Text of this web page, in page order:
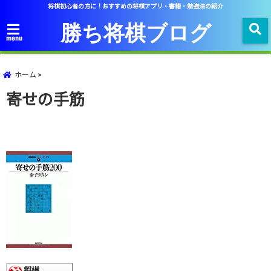
将棋初心者の方に！おすすめの将棋アプリ・書籍・勉強法の紹介
menu 勝ち将棋ブログ
ホーム
寄せの手筋